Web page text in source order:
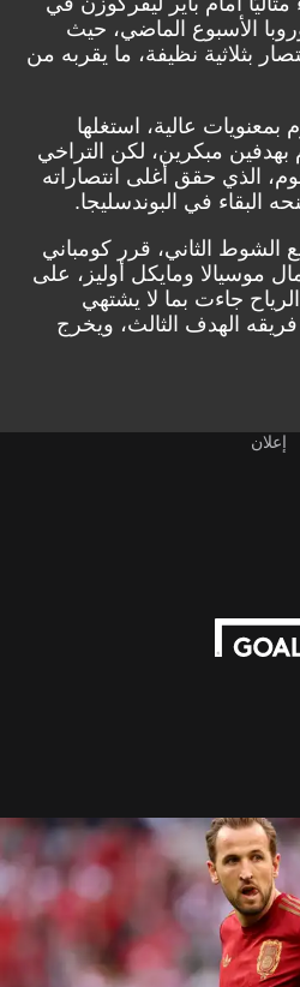
الأسبوع الماضي، حيث
بثلاثية نظيفة، ما يقربه من
بمعنويات عالية، استغلها
مبكرين، لكن التراخي
الذي حقق أغلى انتصاراته
البقاء في البوندسليجا.
الشوط الثاني، قرر كومباني
موسيالا ومايكل أوليز، على
جاءت بما لا يشتهي
الهدف الثالث، ويخرج
إعلان